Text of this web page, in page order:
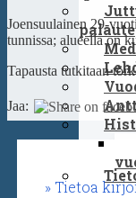
palaute
Joensuulainen 29-
tunnissa; alueella on
Tapausta tutkitaan
Jaa:
Tietoa